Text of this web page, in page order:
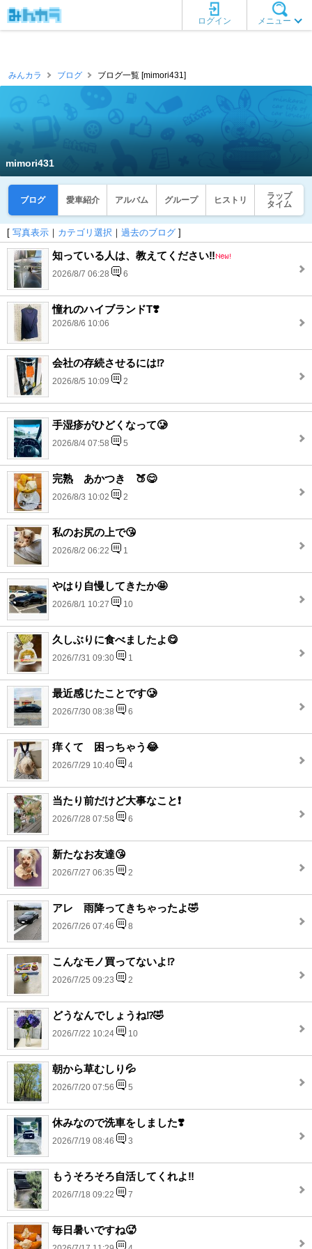
メニュー
ログイン
みんカラ ブログ ブログ一覧 [mimori431]
mimori431
ブログ 愛車紹介 アルバム グループ ヒストリ
ラップ
タイム
[ 写真表示 ｜ カテゴリ選択 ｜ 過去のブログ ]
知っている人は、教えてください‼️
2026/8/7 06:28 6
憧れのハイブランドT❣️
2026/8/6 10:06
会社の存続させるには⁉️
2026/8/5 10:09 2
手湿疹がひどくなって🥲
2026/8/4 07:58 5
完熟 あかつき 🍑😋
2026/8/3 10:02 2
私のお尻の上で😘
2026/8/2 06:22 1
やはり自慢してきたか🤩
2026/8/1 10:27 10
久しぶりに食べましたよ😋
2026/7/31 09:30 1
最近感じたことです🥲
2026/7/30 08:38 6
痒くて 困っちゃう😂
2026/7/29 10:40 4
当たり前だけど大事なこと❗️
2026/7/28 07:58 6
新たなお友達😘
2026/7/27 06:35 2
アレ 雨降ってきちゃったよ🤣
2026/7/26 07:46 8
こんなモノ買ってないよ⁉️
2026/7/25 09:23 2
どうなんでしょうね⁉️🤣
2026/7/22 10:24 10
朝から草むしり💦
2026/7/20 07:56 5
休みなので洗車をしました❣️
2026/7/19 08:46 3
もうそろそろ自活してくれよ‼️
2026/7/18 09:22 7
毎日暑いですね🥵